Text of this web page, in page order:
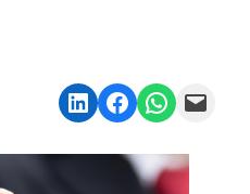
Share on LinkedIn
Share on Facebook
Share onEmail this Page